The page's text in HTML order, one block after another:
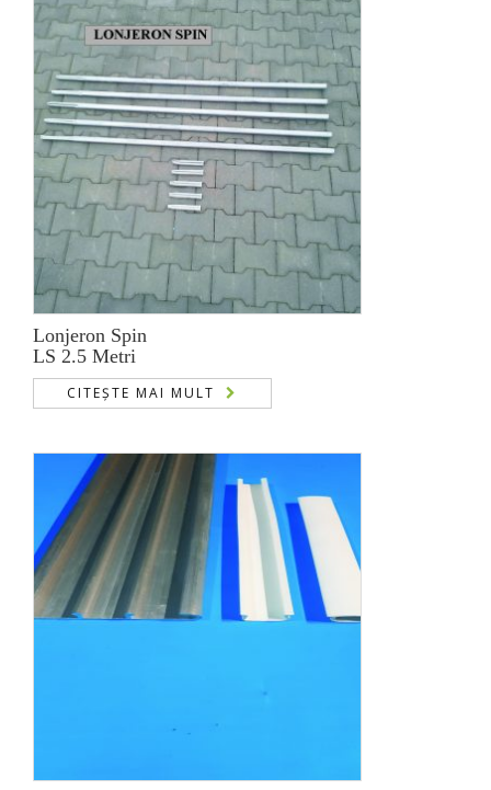
Lonjeron Spin
LS 2.5 Metri
CITEȘTE MAI MULT